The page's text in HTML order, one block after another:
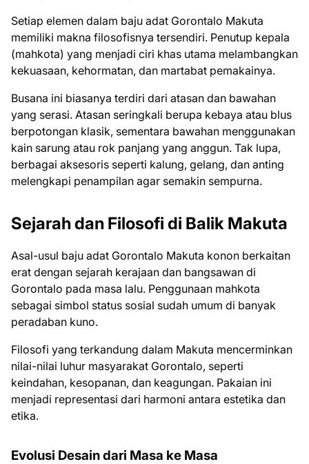
Setiap elemen dalam baju adat Gorontalo Makuta
memiliki makna filosofisnya tersendiri. Penutup kepala
(mahkota) yang menjadi ciri khas utama melambangkan
kekuasaan, kehormatan, dan martabat pemakainya.
Busana ini biasanya terdiri dari atasan dan bawahan
yang serasi. Atasan seringkali berupa kebaya atau blus
berpotongan klasik, sementara bawahan menggunakan
kain sarung atau rok panjang yang anggun. Tak lupa,
berbagai aksesoris seperti kalung, gelang, dan anting
melengkapi penampilan agar semakin sempurna.
Sejarah dan Filosofi di Balik Makuta
Asal-usul baju adat Gorontalo Makuta konon berkaitan
erat dengan sejarah kerajaan dan bangsawan di
Gorontalo pada masa lalu. Penggunaan mahkota
sebagai simbol status sosial sudah umum di banyak
peradaban kuno.
Filosofi yang terkandung dalam Makuta mencerminkan
nilai-nilai luhur masyarakat Gorontalo, seperti
keindahan, kesopanan, dan keagungan. Pakaian ini
menjadi representasi dari harmoni antara estetika dan
etika.
Evolusi Desain dari Masa ke Masa